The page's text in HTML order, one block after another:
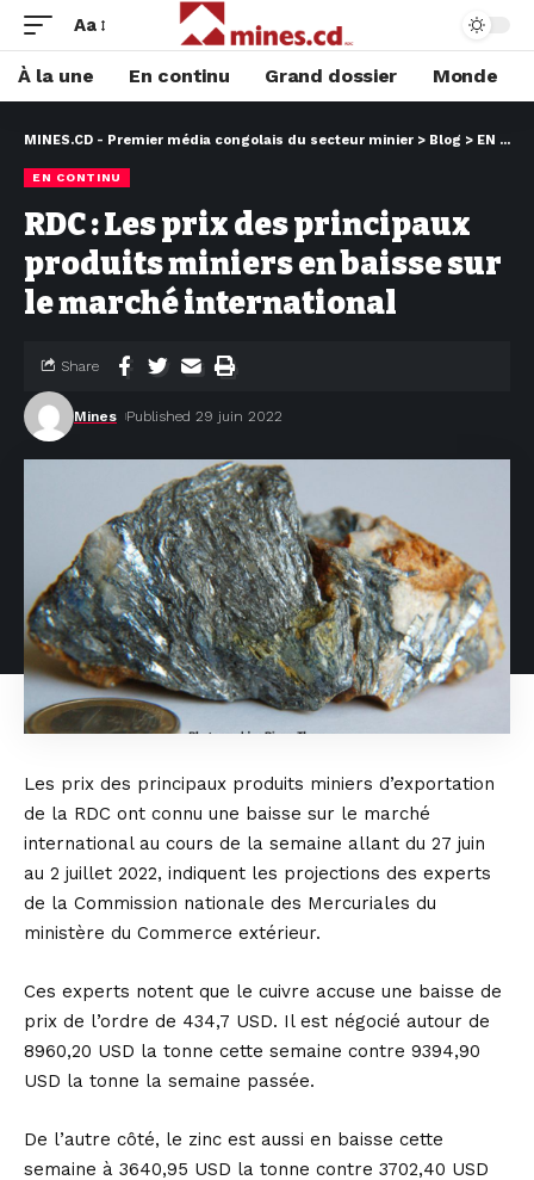
Aa
À la une En continu Grand dossier Monde
MINES.CD - Premier média congolais du secteur minier > Blog > EN CONTINU
EN CONTINU
RDC : Les prix des principaux
produits miniers en baisse sur
le marché international
Mines Published 29 juin 2022
Share
Les prix des principaux produits miniers d’exportation
de la RDC ont connu une baisse sur le marché
international au cours de la semaine allant du 27 juin
au 2 juillet 2022, indiquent les projections des experts
de la Commission nationale des Mercuriales du
ministère du Commerce extérieur.
Ces experts notent que le cuivre accuse une baisse de
prix de l’ordre de 434,7 USD. Il est négocié autour de
8960,20 USD la tonne cette semaine contre 9394,90
USD la tonne la semaine passée.
De l’autre côté, le zinc est aussi en baisse cette
semaine à 3640,95 USD la tonne contre 3702,40 USD